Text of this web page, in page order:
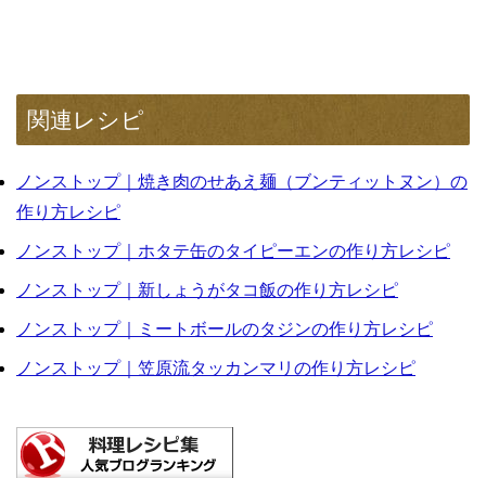
関連レシピ
ノンストップ｜焼き肉のせあえ麺（ブンティットヌン）の
作り方レシピ
ノンストップ｜ホタテ缶のタイピーエンの作り方レシピ
ノンストップ｜新しょうがタコ飯の作り方レシピ
ノンストップ｜ミートボールのタジンの作り方レシピ
ノンストップ｜笠原流タッカンマリの作り方レシピ